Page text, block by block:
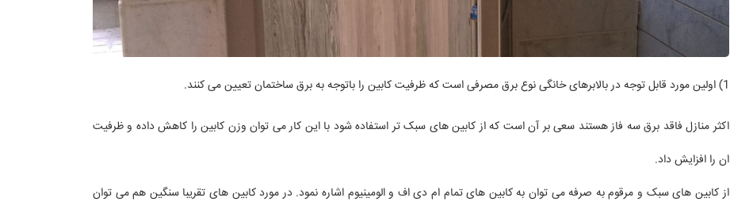
1) اولین مورد قابل توجه در بالابرهای خانگی نوع برق مصرفی است که ظرفیت کابین را باتوجه به برق ساختمان تعیین می کنند.
اکثر منازل فاقد برق سه فاز هستند سعی بر آن است که از کابین های سبک تر استفاده شود با این کار می توان وزن کابین را کاهش داده و ظرفیت
ان را افزایش داد.
از کابین های سبک و مرقوم به صرفه می توان به کابین های تمام ام دی اف و الومینیوم اشاره نمود. در مورد کابین های تقریبا سنگین هم می توان